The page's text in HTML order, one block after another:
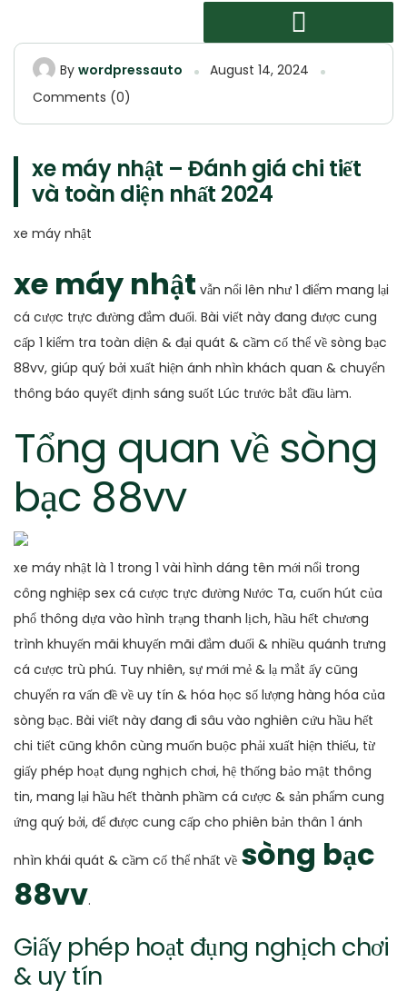
By wordpressauto
August 14, 2024
Comments (0)
xe máy nhật – Đánh giá chi tiết
và toàn diện nhất 2024
xe máy nhật
xe máy nhật vẫn nổi lên như 1 điểm mang lại
cá cược trực đường đắm đuối. Bài viết này đang được cung
cấp 1 kiểm tra toàn diện & đại quát & cầm cố thể về sòng bạc
88vv, giúp quý bởi xuất hiện ánh nhìn khách quan & chuyển
thông báo quyết định sáng suốt Lúc trước bắt đầu làm.
Tổng quan về sòng
bạc 88vv
xe máy nhật là 1 trong 1 vài hình dáng tên mới nổi trong
công nghiệp sex cá cược trực đường Nước Ta, cuốn hút của
phổ thông dựa vào hình trạng thanh lịch, hầu hết chương
trình khuyến mãi khuyến mãi đắm đuối & nhiều quánh trưng
cá cược trù phú. Tuy nhiên, sự mới mẻ & lạ mắt ấy cũng
chuyển ra vấn đề về uy tín & hóa học số lượng hàng hóa của
sòng bạc. Bài viết này đang đi sâu vào nghiên cứu hầu hết
chi tiết cũng khôn cùng muốn buộc phải xuất hiện thiếu, từ
giấy phép hoạt đụng nghịch chơi, hệ thống bảo mật thông
tin, mang lại hầu hết thành phầm cá cược & sản phẩm cung
ứng quý bởi, để được cung cấp cho phiên bản thân 1 ánh
nhìn khái quát & cầm cố thể nhất về sòng bạc
88vv.
Giấy phép hoạt đụng nghịch chơi
& uy tín